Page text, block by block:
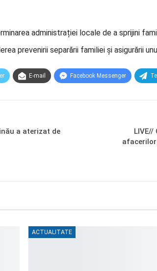
administrației locale de a sprijini
prevenirii separării familiei și asigurării
E-mail Facebook Messenger
a aterizat de
ACTUALITATE